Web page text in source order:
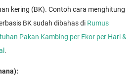
kering (BK). Contoh cara menghitung
BK sudah dibahas di Rumus
Pakan Kambing per Ekor per Hari &
.